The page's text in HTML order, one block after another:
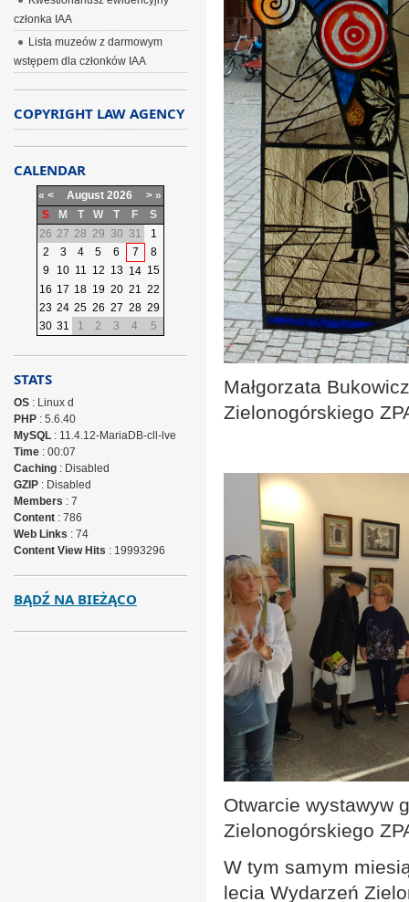
Małgorzata
Zielonogórskiego
Otwarcie wystawyw
Zielonogórskiego
W tym samym
lecia Wydarzeń
członka IAA
Lista muzeów z darmowym
wstępem dla członków IAA
COPYRIGHT LAW AGENCY
CALENDAR
« < August 2026 > »
S
M T W T F
S
26 27 28 29 30 31
1
2
3 4 5 6 7
8
9
10 11 12 13 14 15
16 17 18 19 20 21 22
23 24 25 26 27 28 29
30 31 1 2 3 4 5
STATS
OS: Linux d
PHP: 5.6.40
MySQL: 11.4.12-MariaDB-cll-lve
Time: 00:07
Caching: Disabled
GZIP: Disabled
Members : 7
Content: 786
Web Links : 74
Content View Hits : 19993296
BĄDŹ NA BIEŻĄCO